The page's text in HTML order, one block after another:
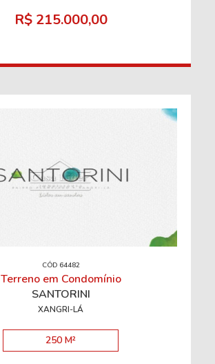
R$ 215.000,00
CÓD 64482
Terreno em Condomínio
SANTORINI
XANGRI-LÁ
250 M²